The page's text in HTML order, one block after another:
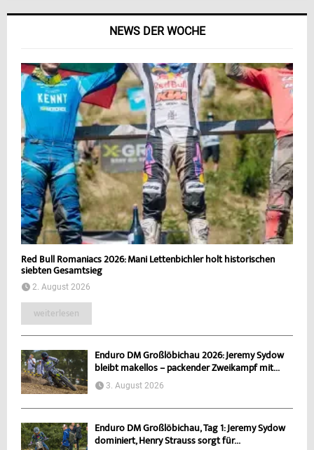
NEWS DER WOCHE
Red Bull Romaniacs 2026: Mani Lettenbichler holt historischen
siebten Gesamtsieg
2. August 2026
weiterlesen
Enduro DM Großlöbichau 2026: Jeremy Sydow
bleibt makellos – packender Zweikampf mit...
3. August 2026
Enduro DM Großlöbichau, Tag 1: Jeremy Sydow
dominiert, Henry Strauss sorgt für...